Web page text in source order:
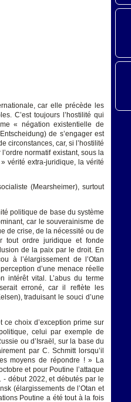
car elle précède les
C’est toujours l’hostilité qui
« négation existentielle de
de s’engager est
circonstances, car, si l’hostilité
normatif existant, sous la
vérité extra-juridique, la vérité
(Mearsheimer), surtout
politique de base du système
car le souverainisme de
de crise, de la nécessité ou de
tout ordre juridique et fonde
de la paix par le droit. En
à l’élargissement de l’Otan
d’une menace réelle
intérêt vital. L’abus du terme
erroné, car il reflète les
traduisant le souci d’une
ce choix d’exception prime sur
celui par exemple de
ou d’Israël, sur la base du
par C. Schmitt lorsqu’il
moyens de répondre ! » La
et pour Poutine l’attaque
- début 2022, et débutés par le
(élargissements de l’Otan et
Poutine a été tout à la fois